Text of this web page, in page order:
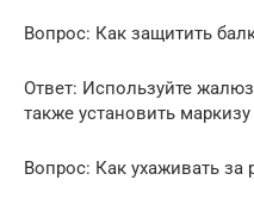
Вопрос: Как защитить
Ответ: Используйте
также установить
Вопрос: Как ухаживать за